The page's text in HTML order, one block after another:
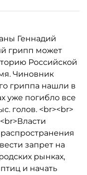
Геннадий
грипп может
Российской
Чиновник
гриппа нашли в
уже погибло все
голов. <br><br>
запрет на
рынках,
и начать